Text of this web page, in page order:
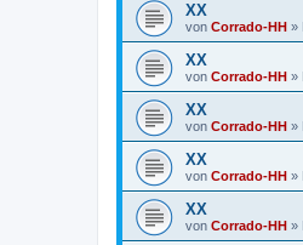
XX
von Corrado-HH »
XX
von Corrado-HH »
XX
von Corrado-HH »
XX
von Corrado-HH »
XX
von Corrado-HH »